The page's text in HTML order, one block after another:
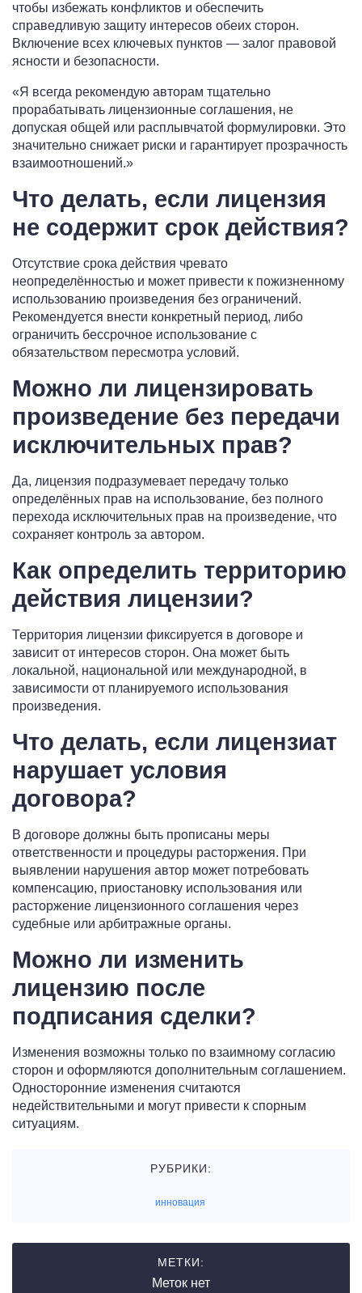
чтобы избежать конфликтов и обеспечить
справедливую защиту интересов обеих сторон.
Включение всех ключевых пунктов — залог правовой
ясности и безопасности.
«Я всегда рекомендую авторам тщательно
прорабатывать лицензионные соглашения, не
допуская общей или расплывчатой формулировки. Это
значительно снижает риски и гарантирует прозрачность
взаимоотношений.»
Что делать, если лицензия
не содержит срок действия?
Отсутствие срока действия чревато
неопределённостью и может привести к пожизненному
использованию произведения без ограничений.
Рекомендуется внести конкретный период, либо
ограничить бессрочное использование с
обязательством пересмотра условий.
Можно ли лицензировать
произведение без передачи
исключительных прав?
Да, лицензия подразумевает передачу только
определённых прав на использование, без полного
перехода исключительных прав на произведение, что
сохраняет контроль за автором.
Как определить территорию
действия лицензии?
Территория лицензии фиксируется в договоре и
зависит от интересов сторон. Она может быть
локальной, национальной или международной, в
зависимости от планируемого использования
произведения.
Что делать, если лицензиат
нарушает условия
договора?
В договоре должны быть прописаны меры
ответственности и процедуры расторжения. При
выявлении нарушения автор может потребовать
компенсацию, приостановку использования или
расторжение лицензионного соглашения через
судебные или арбитражные органы.
Можно ли изменить
лицензию после
подписания сделки?
Изменения возможны только по взаимному согласию
сторон и оформляются дополнительным соглашением.
Односторонние изменения считаются
недействительными и могут привести к спорным
ситуациям.
РУБРИКИ:
инновация
МЕТКИ:
Меток нет